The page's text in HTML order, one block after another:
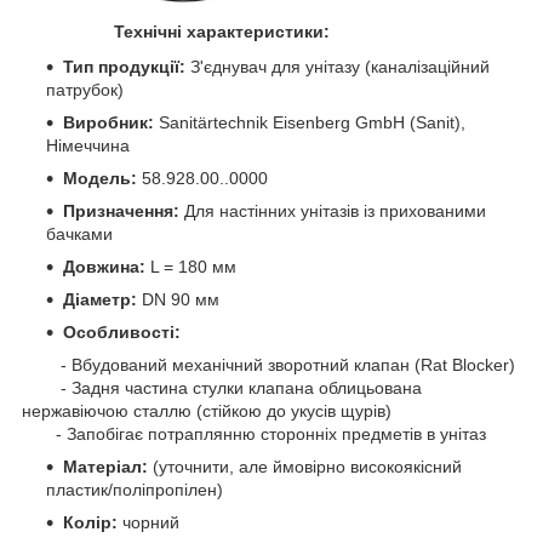
Технічні характеристики:
Тип продукції: З'єднувач для унітазу (каналізаційний
патрубок)
Виробник: Sanitärtechnik Eisenberg GmbH (Sanit),
Німеччина
Модель: 58.928.00..0000
Призначення: Для настінних унітазів із прихованими
бачками
Довжина: L = 180 мм
Діаметр: DN 90 мм
Особливості:
- Вбудований механічний зворотний клапан (Rat Blocker)
- Задня частина стулки клапана облицьована
нержавіючою сталлю (стійкою до укусів щурів)
- Запобігає потраплянню сторонніх предметів в унітаз
Матеріал: (уточнити, але ймовірно високоякісний
пластик/поліпропілен)
Колір: чорний